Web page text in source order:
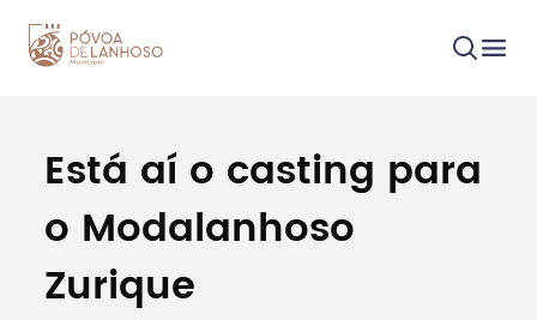
Procurar
Está aí o casting para
o Modalanhoso
Zurique